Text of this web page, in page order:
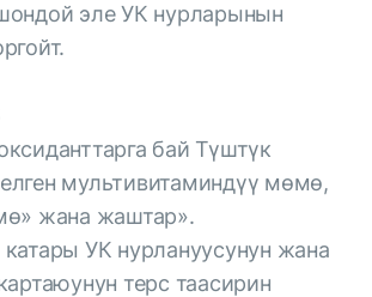
эле УК нурларынын
бай Түштүк
мультивитаминдүү мөмө,
жана жаштар».
катары УК нурлануусунун жана
терс таасирин